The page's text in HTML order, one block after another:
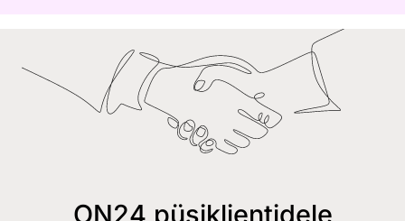
ON24 püsiklientidele